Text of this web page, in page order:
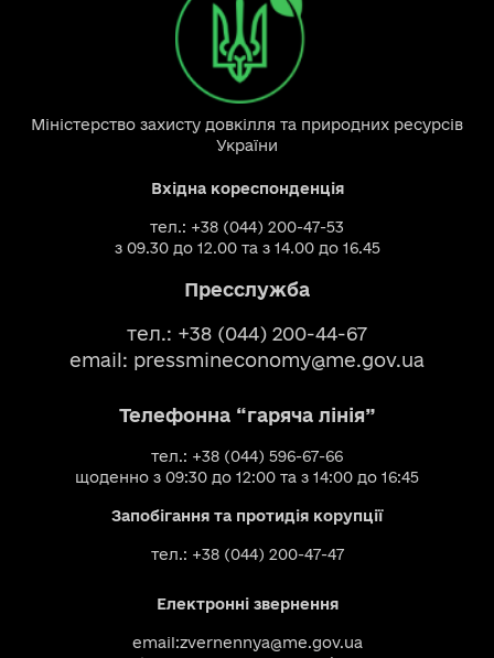
Міністерство захисту довкілля та природних ресурсів
України
Вхідна кореспонденція
тел.: +38 (044) 200-47-53
з 09.30 до 12.00 та з 14.00 до 16.45
Пресслужба
тел.: +38 (044) 200-44-67
email: pressmineconomy@me.gov.ua
Телефонна “гаряча лінія”
тел.: +38 (044) 596-67-66
щоденно з 09:30 до 12:00 та з 14:00 до 16:45
Запобігання та протидія корупції
тел.: +38 (044) 200-47-47
Електронні звернення
email:zvernennya@me.gov.ua